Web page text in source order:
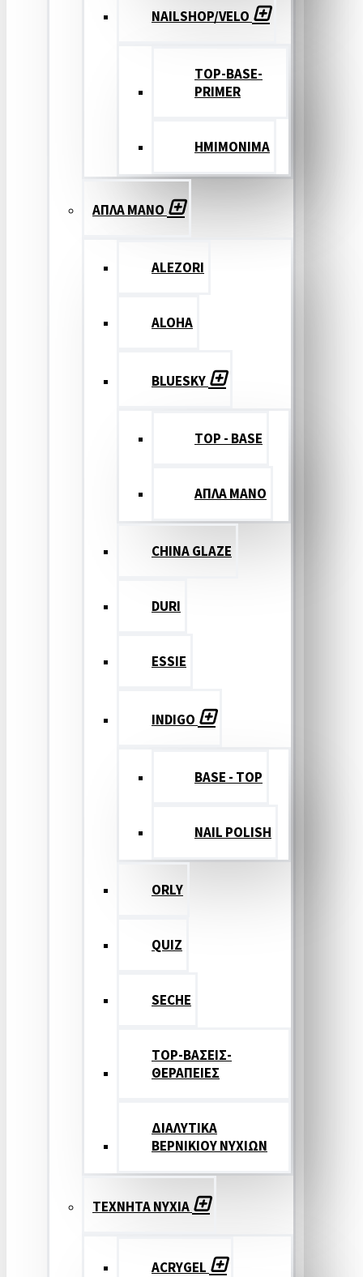
NAILSHOP/VELO
TOP-BASE-
PRIMER
ΗΜΙΜΟΝΙΜΑ
ΑΠΛΑ ΜΑΝΟ
ALEZORI
ALOHA
BLUESKY
TOP - BASE
ΑΠΛΑ ΜΑΝΟ
CHINA GLAZE
DURI
ESSIE
INDIGO
BASE - TOP
NAIL POLISH
ORLY
QUIZ
SECHE
TOP-ΒΑΣΕΙΣ-
ΘΕΡΑΠΕΙΕΣ
ΔΙΑΛΥΤΙΚΑ
ΒΕΡΝΙΚΙΟΥ ΝΥΧΙΩΝ
ΤΕΧΝΗΤΑ ΝΥΧΙΑ
ACRYGEL